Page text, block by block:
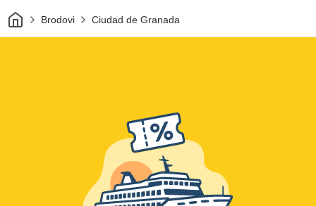
DomBrodovi Ciudad de Granada